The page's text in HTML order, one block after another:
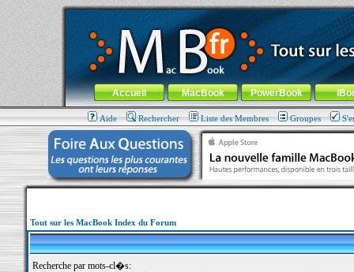
MacBook-fr.com : 100% Apple... 100% nomade !
Aller au contenu-Aller au menu général-Aller au menu de
Menu général
Accueil MacBook PowerBook
Aide Rechercher Liste des Membres Groupes
Tout sur les MacBook Index du Forum
Recherche par mots-cl�s: